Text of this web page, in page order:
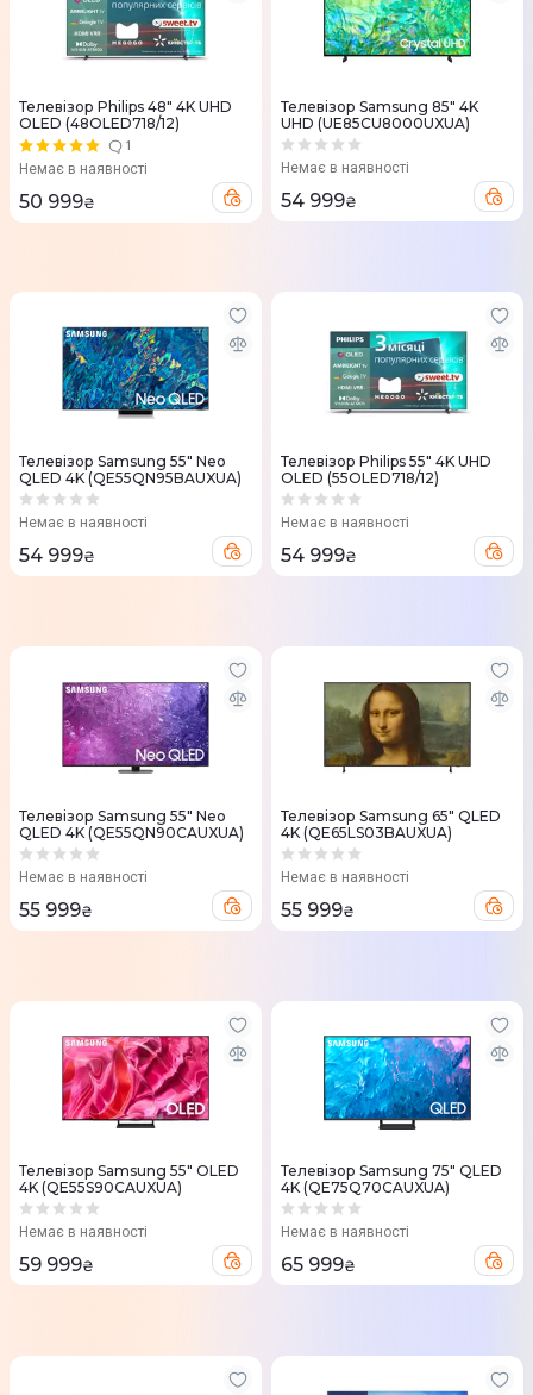
Телевізор Philips 48" 4K UHD
OLED (48OLED718/12)
1
Немає в наявності
50 999₴
Телевізор Samsung 85" 4K
UHD (UE85CU8000UXUA)
Немає в наявності
54 999₴
Телевізор Samsung 55" Neo
QLED 4K (QE55QN95BAUXUA)
Немає в наявності
54 999₴
Телевізор Philips 55" 4K UHD
OLED (55OLED718/12)
Немає в наявності
54 999₴
Телевізор Samsung 55" Neo
QLED 4K (QE55QN90CAUXUA)
Немає в наявності
55 999₴
Телевізор Samsung 65" QLED
4K (QE65LS03BAUXUA)
Немає в наявності
55 999₴
Телевізор Samsung 55" OLED
4K (QE55S90CAUXUA)
Немає в наявності
59 999₴
Телевізор Samsung 75" QLED
4K (QE75Q70CAUXUA)
Немає в наявності
65 999₴